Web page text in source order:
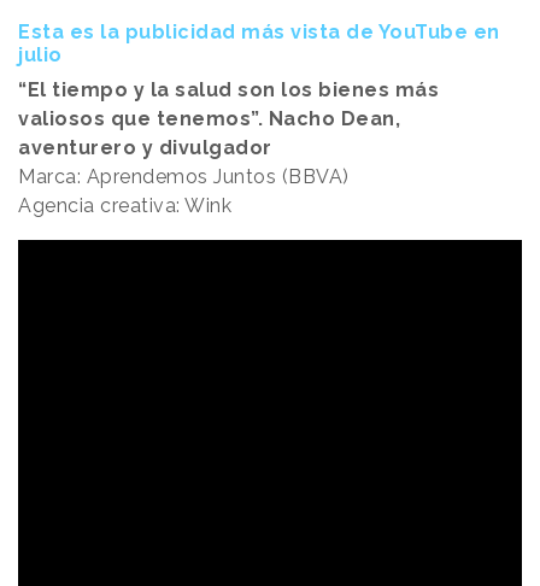
Esta es la publicidad más vista de YouTube en
julio
“El tiempo y la salud son los bienes más
valiosos que tenemos”. Nacho Dean,
aventurero y divulgador
Marca: Aprendemos Juntos (BBVA)
Agencia creativa: Wink